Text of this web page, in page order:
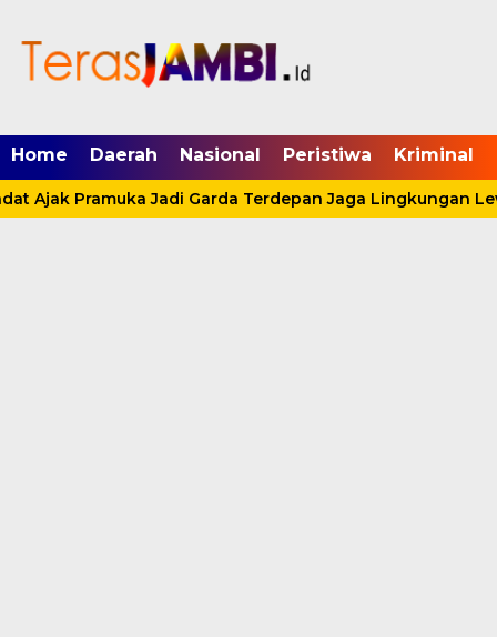
Home Daerah Nasional Peristiwa Kriminal
Ajak Pramuka Jadi Garda Terdepan Jaga Lingkungan